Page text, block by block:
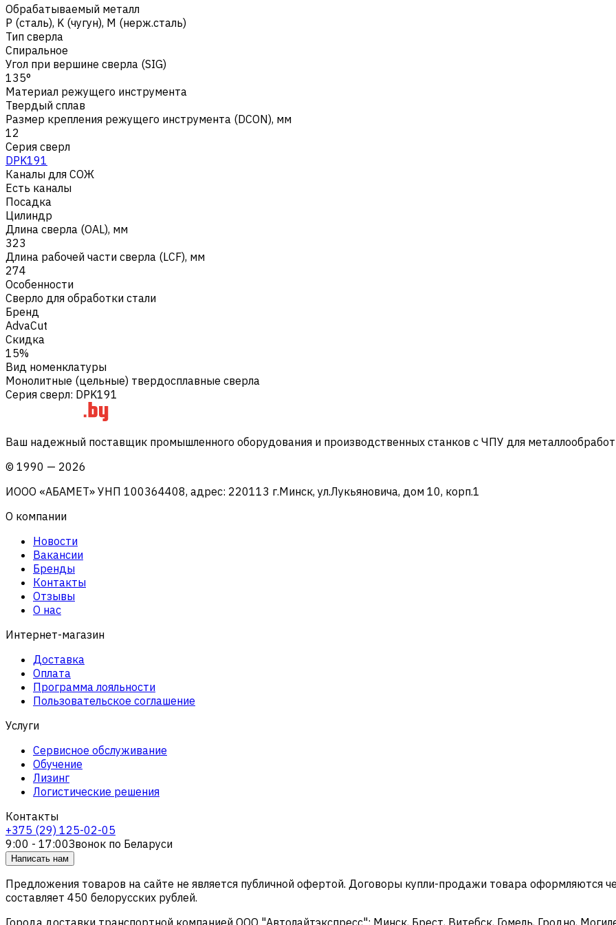
Обрабатываемый металл
Р (сталь), K (чугун), M (нерж.сталь)
Тип сверла
Спиральное
Угол при вершине сверла (SIG)
135°
Материал режущего инструмента
Твердый сплав
Размер крепления режущего инструмента (DCON), мм
12
Серия сверл
DPK191
Каналы для СОЖ
Есть каналы
Посадка
Цилиндр
Длина сверла (OAL), мм
323
Длина рабочей части сверла (LCF), мм
274
Особенности
Сверло для обработки стали
Бренд
AdvaCut
Скидка
15%
Вид номенклатуры
Монолитные (цельные) твердосплавные сверла
Серия сверл: DPK191
Ваш надежный поставщик промышленного оборудования и производственных станков с ЧПУ для
© 1990 — 2026
ИООО «АБАМЕТ» УНП 100364408, адрес: 220113 г.Минск, ул.Лукьяновича, дом 10, корп.1
О компании
Новости
Вакансии
Бренды
Контакты
Отзывы
О нас
Интернет-магазин
Доставка
Оплата
Программа лояльности
Пользовательское соглашение
Услуги
Сервисное обслуживание
Обучение
Лизинг
Логистические решения
Контакты
+375 (29) 125-02-05
9:00 - 17:00Звонок по Беларуси
Написать нам
Предложения товаров на сайте не является публичной офертой. Договоры купли-продажи товара оформляются
составляет 450 белорусских рублей.
Города доставки транспортной компанией ООО "Автолайтэкспресс": Минск, Брест, Витебск, Гомель, Гродно,